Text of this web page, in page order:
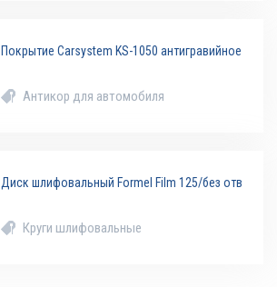
Покрытие Carsystem KS-1050 антигравийное
Антикор для автомобиля
Диск шлифовальный Formel Film 125/без отв
Круги шлифовальные